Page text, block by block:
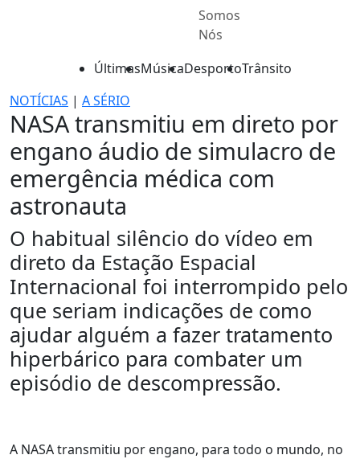
Somos
Nós
ÚltimasMúsicaDesportoTrânsito
NOTÍCIAS | A SÉRIO
NASA transmitiu em direto por
engano áudio de simulacro de
emergência médica com
astronauta
O habitual silêncio do vídeo em
direto da Estação Espacial
Internacional foi interrompido pelo
que seriam indicações de como
ajudar alguém a fazer tratamento
hiperbárico para combater um
episódio de descompressão.
A NASA transmitiu por engano, para todo o mundo, no